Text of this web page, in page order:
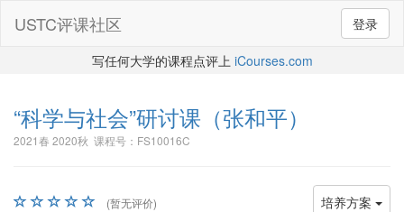
登录
USTC评课社区
写任何大学的课程点评上 iCourses.com
“科学与社会”研讨课 （张和平）
2021春 2020秋 课程号：FS10016C
培养方案
(暂无评价)